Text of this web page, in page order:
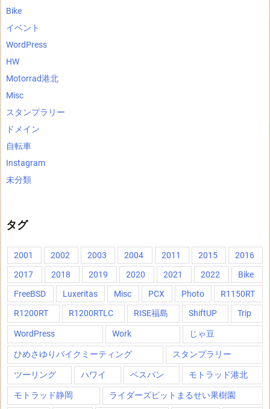
Bike
イベント
WordPress
HW
Motorrad港北
Misc
スタンプラリー
ドメイン
自転車
Instagram
未分類
タグ
2001 2002 2003 2004 2011 2015
2016
2017
2018 2019 2020 2021 2022
Bike
FreeBSD
Luxeritas Misc PCX Photo
R1150RT
R1200RT
R1200RTLC RISE福島 ShiftUP Trip
WordPress Work じゃ豆
ひめさゆりバイクミーティング スタンプラリー
ツーリング ハワイ ベスパン モトラッド港北
モトラッド静岡 ライダーズピットまるせい果樹園